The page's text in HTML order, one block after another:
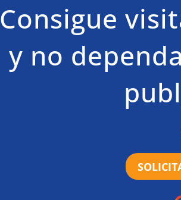
Consigue
y no